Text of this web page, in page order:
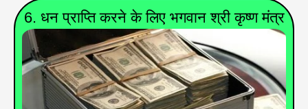
6. धन प्राप्ति करने के लिए भगवान श्री कृष्ण मंत्र